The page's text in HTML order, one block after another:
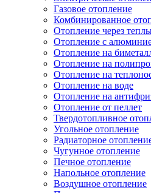
Газовое отопление
Комбинированное
Отопление через
Отопление с
Отопление на
Отопление на
Отопление на
Отопление на воде
Отопление на
Отопление от пеллет
Твердотопливное
Угольное отопление
Радиаторное
Чугунное отопление
Печное отопление
Напольное отопление
Воздушное отопление